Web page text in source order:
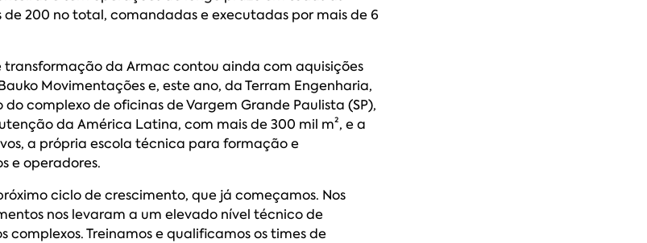
de 200 no total, comandadas e executadas por mais de 6
transformação da Armac contou ainda com aquisições
Movimentações e, este ano, da Terram Engenharia,
complexo de oficinas de Vargem Grande Paulista (SP),
da América Latina, com mais de 300 mil m², e a
a própria escola técnica para formação e
e operadores.
ciclo de crescimento, que já começamos. Nos
nos levaram a um elevado nível técnico de
complexos. Treinamos e qualificamos os times de